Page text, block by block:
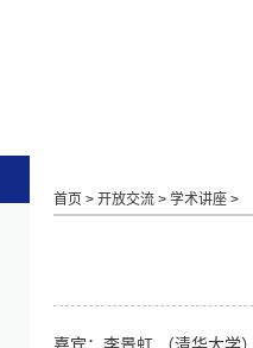
首页 > 开放交流 > 学术讲座 >